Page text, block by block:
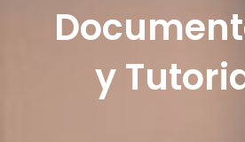
y